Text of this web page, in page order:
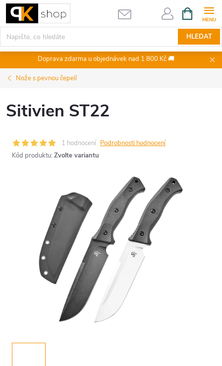
Přejít
obsah
HLEDAT
NÁKUPNÍ
KOŠÍK
Doprava zdarma u objednávek nad 1 800 Kč 🚚
Nože s pevnou čepelí
Sitivien ST22
1 hodnocení Podrobnosti hodnocení
Kód produktu: Zvolte variantu